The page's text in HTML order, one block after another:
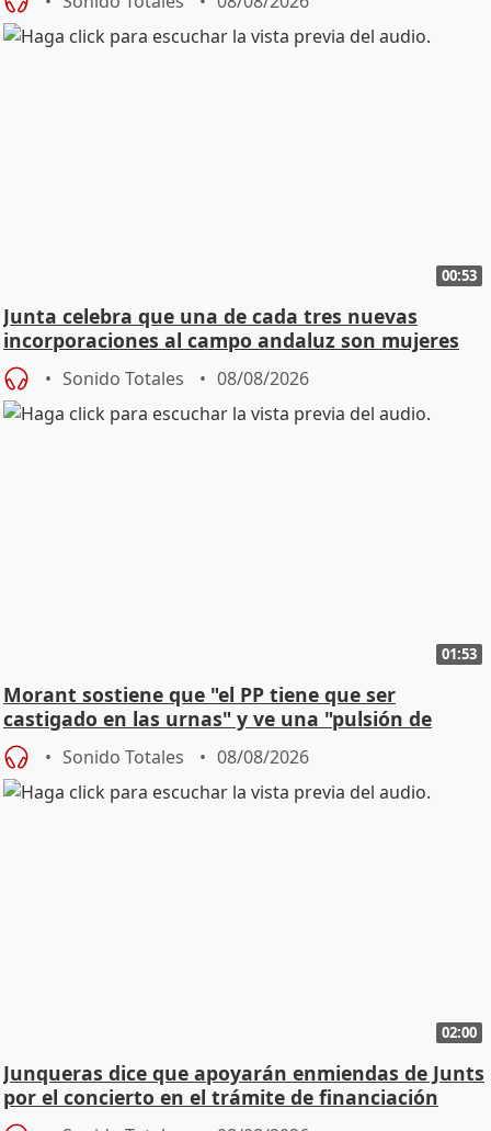
00:53
Junta celebra que una de cada tres nuevas
incorporaciones al campo andaluz son mujeres
jóvenes
Sonido Totales 08/08/2026
01:53
Morant sostiene que "el PP tiene que ser
castigado en las urnas" y ve una "pulsión de
cambio"
Sonido Totales 08/08/2026
02:00
Junqueras dice que apoyarán enmiendas de Junts
por el concierto en el trámite de financiación